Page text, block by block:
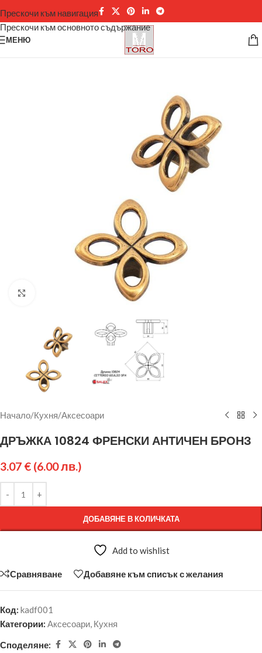
Прескочи към навигация
Прескочи към основното съдържание
МЕНЮ
Щракнете за уголемяване
Начало/Кухня/Аксесоари
ДРЪЖКА 10824 ФРЕНСКИ АНТИЧЕН БРОНЗ
3.07 € (6.00 лв.)
ДОБАВЯНЕ В КОЛИЧКАТА
Add to wishlist
Сравняване Добавяне към списък с желания
Код: kadf001
Категории: Аксесоари, Кухня
Споделяне: